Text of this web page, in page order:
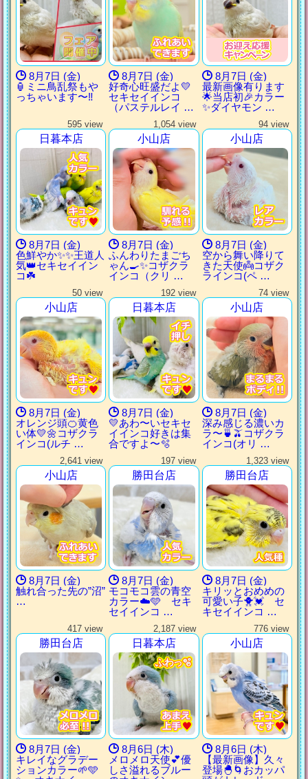
8月7日 (金)
🏮ミニ鳥乱祭もや
っちゃいます〜‼️
8月7日 (金)
好奇心旺盛だよ💛
セキセイインコ
（パステルレイ …
8月7日 (金)
最新画像有ります
🌟当店初🎉カラー
✨ダイヤモン …
595 view
日暮本店
8月7日 (金)
色鮮やか✨✨王道人
気👑セキセイイン
コ☘️
1,054 view
小山店
8月7日 (金)
ふんわりたまごち
ゃん🍳✨コザクラ
インコ（クリ …
94 view
小山店
8月7日 (金)
空から舞い降りて
きた天使👼コザク
ラインコ(ペ …
50 view
小山店
8月7日 (金)
オレンジ頭🍊黄色
い体💛🌼コザクラ
インコ(ルチ …
192 view
日暮本店
8月7日 (金)
💛あわ〜いセキセ
イインコ好きは集
合ですよ〜🫧
74 view
小山店
8月7日 (金)
深み感じる濃いカ
ラ〜🍵🫒コザクラ
インコ(オリ …
2,641 view
小山店
8月7日 (金)
触れ合った先の”沼”
…
197 view
勝田台店
8月7日 (金)
モコモコ雲の青空
カラー☁️🩵 セキ
セイインコ …
1,323 view
勝田台店
8月7日 (金)
キリッとおめめの
可愛い子🐥💓 セ
キセイインコ …
417 view
勝田台店
8月7日 (金)
キレイなグラデー
ションカラー🌱🩵
2,187 view
日暮本店
ふわっ🫧
ふわっ🫧
ふわっ🫧
ふわっ🫧
8月6日 (木)
メロメロ天使💕優
しさ溢れるブルー
776 view
小山店
8月6日 (木)
【最新画像】久々
登場🐣🌀おカッパ